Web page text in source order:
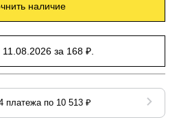
наличие
за 168 ₽.
платежа по 10 513 ₽